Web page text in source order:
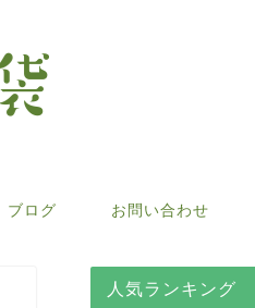
ブログ お問い合わせ
人気ランキング